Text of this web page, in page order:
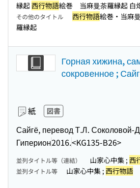
縁起西行物語絵巻 当麻曼荼羅縁起
その他のタイトル 西行物語絵巻・当麻
羅縁起
Горная хижина,
сокровенное ;
紙 図書
Сайгё, перевод Т.Л. Соколовой-
Гиперион2016.<KG135-B26>
並列タイトル等（連結） 山家心中集 ; 西
並列タイトル等 山家心中集 ; 西行物語